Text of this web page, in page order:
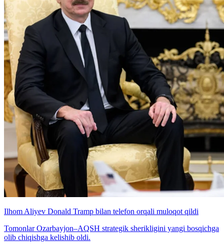
Ilhom Aliyev Donald Tramp bilan telefon orqali muloqot qildi
Tomonlar Ozarbayjon–AQSH strategik sherikligini yangi bosqichga
olib chiqishga kelishib oldi.